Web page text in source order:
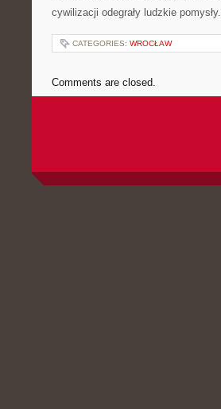
cywilizacji odegrały ludzkie pomysły.
CATEGORIES: WROCŁAW
Comments are closed.